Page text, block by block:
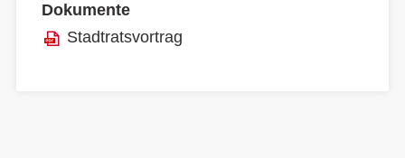
Dokumente
Stadtratsvortrag